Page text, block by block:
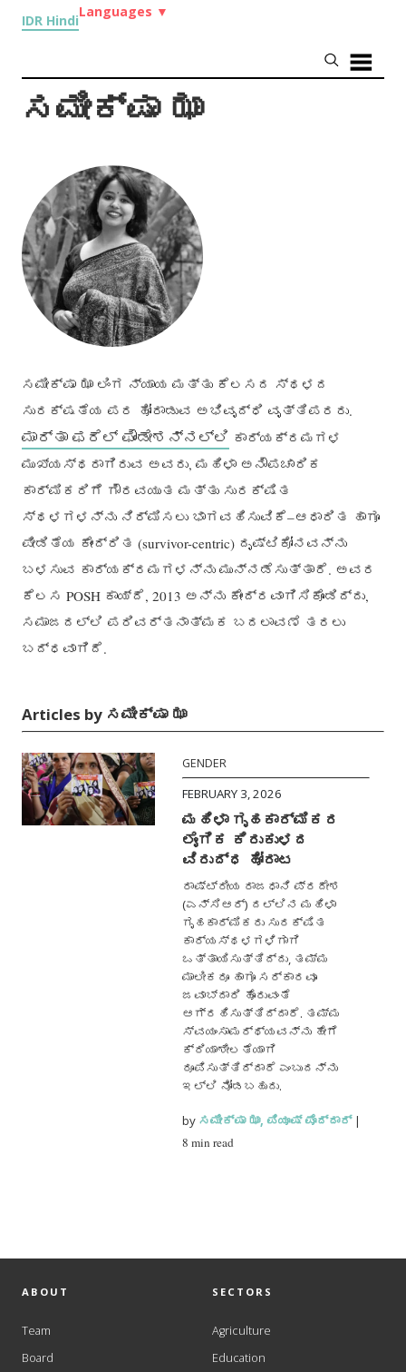
IDR Hindi
Languages ▼
ಸಮೀಕ್ಷಾ ಝಾ
ಸಮೀಕ್ಷಾ ಝಾ ಲಿಂಗ ನ್ಯಾಯ ಮತ್ತು ಕೆಲಸದ ಸ್ಥಳದ
ಸುರಕ್ಷತೆಯ ಪರ ಹೋರಾಡುವ ಅಭಿವೃದ್ಧಿ ವೃತ್ತಿಪರರು.
ಮಾರ್ತಾ ಫರೆಲ್ ಫೌಂಡೇಶನ್‌ನಲ್ಲಿ ಕಾರ್ಯಕ್ರಮಗಳ
ಮುಖ್ಯಸ್ಥರಾಗಿರುವ ಅವರು, ಮಹಿಳಾ ಅನೌಪಚಾರಿಕ
ಕಾರ್ಮಿಕರಿಗೆ ಗೌರವಯುತ ಮತ್ತು ಸುರಕ್ಷಿತ
ಸ್ಥಳಗಳನ್ನು ನಿರ್ಮಿಸಲು ಭಾಗವಹಿಸುವಿಕೆ–ಆಧಾರಿತ ಹಾಗೂ
ಪೀಡಿತೆಯ ಕೇಂದ್ರಿತ (survivor-centric) ದೃಷ್ಟಿಕೋನವನ್ನು
ಬಳಸುವ ಕಾರ್ಯಕ್ರಮಗಳನ್ನು ಮುನ್ನಡೆಸುತ್ತಾರೆ. ಅವರ
ಕೆಲಸ POSH ಕಾಯ್ದೆ, 2013 ಅನ್ನು ಕೇಂದ್ರವಾಗಿಸಿಕೊಂಡಿದ್ದು,
ಸಮಾಜದಲ್ಲಿ ಪರಿವರ್ತನಾತ್ಮಕ ಬದಲಾವಣೆ ತರಲು
ಬದ್ಧವಾಗಿದೆ.
Articles by ಸಮೀಕ್ಷಾ ಝಾ
GENDER
FEBRUARY 3, 2026
ಮಹಿಳಾ ಗೃಹಕಾರ್ಮಿಕರ
ಲೈಂಗಿಕ ಕಿರುಕುಳದ
ವಿರುದ್ಧ ಹೋರಾಟ
ರಾಷ್ಟ್ರೀಯ ರಾಜಧಾನಿ ಪ್ರದೇಶ
(ಎನ್‌ಸಿಆರ್) ದಲ್ಲಿನ ಮಹಿಳಾ
ಗೃಹಕಾರ್ಮಿಕರು ಸುರಕ್ಷಿತ
ಕಾರ್ಯಸ್ಥಳಗಳಿಗಾಗಿ
ಒತ್ತಾಯಿಸುತ್ತಿದ್ದು, ತಮ್ಮ
ಮಾಲೀಕರೂ ಹಾಗೂ ಸರ್ಕಾರವೂ
ಜವಾಬ್ದಾರಿ ಹೊರುವಂತೆ
ಆಗ್ರಹಿಸುತ್ತಿದ್ದಾರೆ. ತಮ್ಮ
ಸ್ವಯಂಸಾಮರ್ಥ್ಯವನ್ನು ಹೇಗೆ
ಕ್ರಿಯಾಶೀಲತೆಯಾಗಿ
ರೂಪಿಸುತ್ತಿದ್ದಾರೆ ಎಂಬುದನ್ನು
ಇಲ್ಲಿ ನೋಡಬಹುದು.
by ಸಮೀಕ್ಷಾ ಝಾ,ಪಿಯೂಷ್ ಪೊದ್ದಾರ್|
8 min read
ABOUT
Team
Board
SECTORS
Agriculture
Education